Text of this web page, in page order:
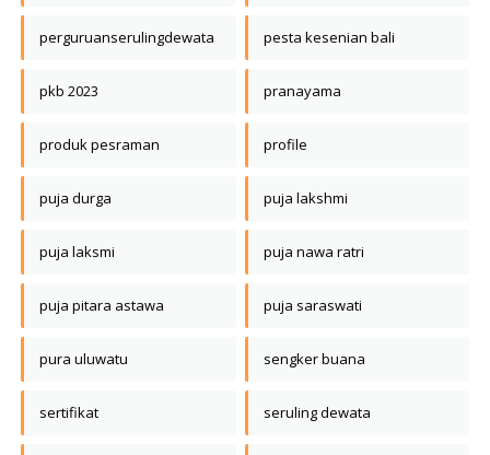
perguruanserulingdewata pesta kesenian bali
pkb 2023 pranayama
produk pesraman profile
puja durga puja lakshmi
puja laksmi puja nawa ratri
puja pitara astawa puja saraswati
pura uluwatu sengker buana
sertifikat seruling dewata